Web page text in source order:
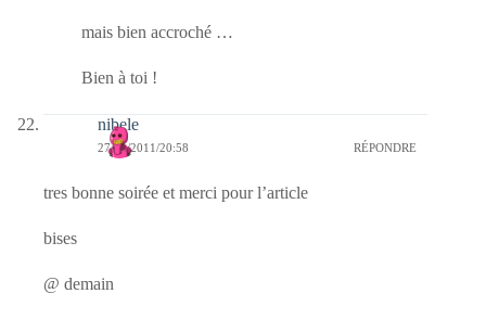
mais bien accroché …
Bien à toi !
nibele
27/01/2011/20:58 RÉPONDRE
tres bonne soirée et merci pour l’article
bises
@ demain